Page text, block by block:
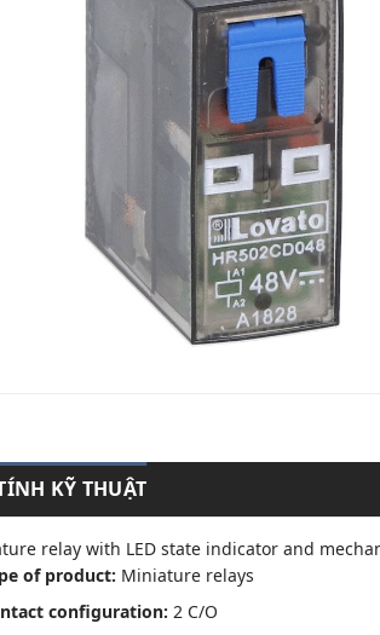
KỸ THUẬT
relay with LED state indicator and
of product: Miniature relays
configuration: 2 C/O